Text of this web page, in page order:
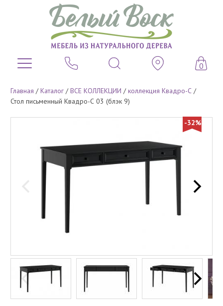
0
Главная /Каталог /ВСЕ КОЛЛЕКЦИИ /коллекция Квадро-С /
Стол письменный Квадро-С 03 (блэк 9)
-32%